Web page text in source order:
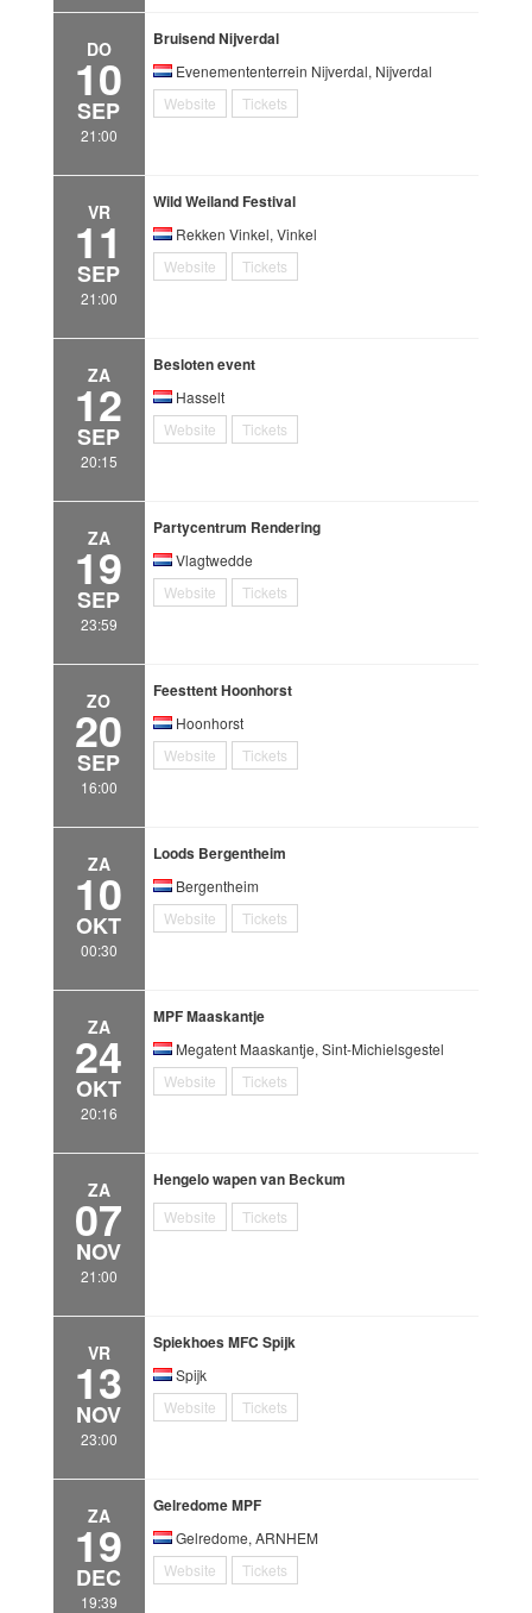
DO
10
SEP
21:00
Bruisend Nijverdal
Evenemententerrein Nijverdal, Nijverdal
Website
Tickets
VR
11
SEP
21:00
Wild Weiland Festival
Rekken Vinkel, Vinkel
Website
Tickets
ZA
12
SEP
20:15
Besloten event
Hasselt
Website
Tickets
ZA
19
SEP
23:59
Partycentrum Rendering
Vlagtwedde
Website
Tickets
ZO
20
SEP
16:00
Feesttent Hoonhorst
Hoonhorst
Website
Tickets
ZA
10
OKT
00:30
Loods Bergentheim
Bergentheim
Website
Tickets
ZA
24
OKT
20:16
MPF Maaskantje
Megatent Maaskantje, Sint-Michielsgestel
Website
Tickets
ZA
07
NOV
21:00
Hengelo wapen van Beckum
Website Tickets
VR
13
NOV
23:00
Spiekhoes MFC Spijk
Spijk
Website
Tickets
ZA
19
DEC
19:39
Gelredome MPF
Gelredome, ARNHEM
Website
Tickets